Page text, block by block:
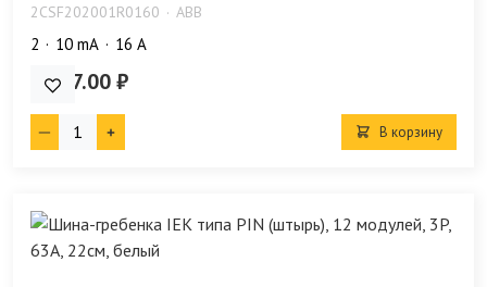
2CSF202001R0160 ABB
2 10 mA 16 А
4 917.00 ₽
В корзину